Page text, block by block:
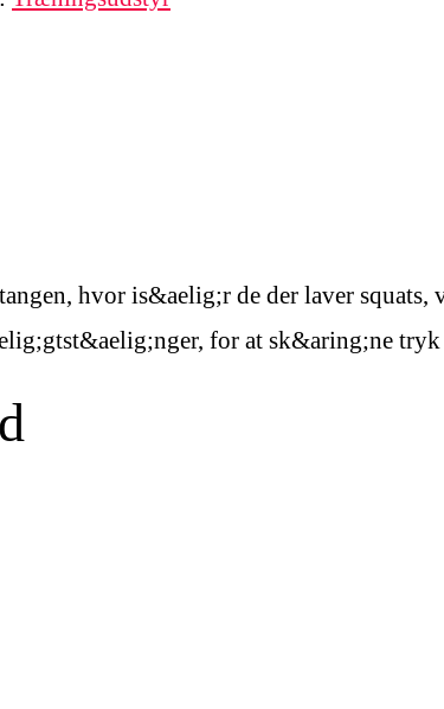
hvor is&aelig;r de der laver squats,
for at sk&aring;ne